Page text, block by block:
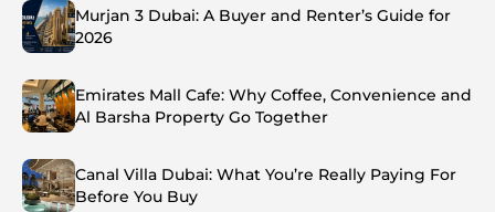
Murjan 3 Dubai: A Buyer and Renter’s Guide for
2026
Emirates Mall Cafe: Why Coffee, Convenience and
Al Barsha Property Go Together
Canal Villa Dubai: What You’re Really Paying For
Before You Buy